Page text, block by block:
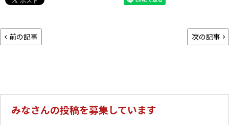
前の記事 次の記事
みなさんの投稿を募集しています